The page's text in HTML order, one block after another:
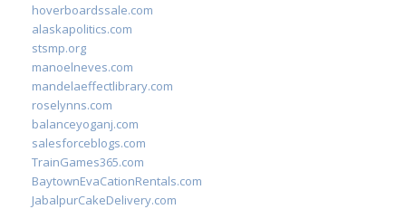
hoverboardssale.com
alaskapolitics.com
stsmp.org
manoelneves.com
mandelaeffectlibrary.com
roselynns.com
balanceyoganj.com
salesforceblogs.com
TrainGames365.com
BaytownEvaCationRentals.com
JabalpurCakeDelivery.com